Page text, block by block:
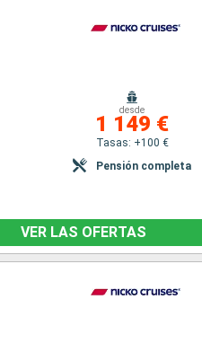
desde
1 149 €
Tasas: +100 €
Pensión completa
VER LAS OFERTAS